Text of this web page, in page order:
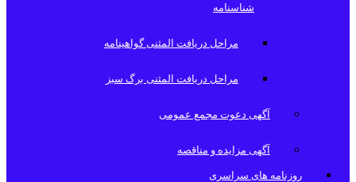
شناسنامه
مراحل دریافت المثنی گواهینامه
مراحل دریافت المثنی برگ سبز
آگهی دعوت مجمع عمومی
آگهی مزایده و مناقصه
روزنامه های سراسری